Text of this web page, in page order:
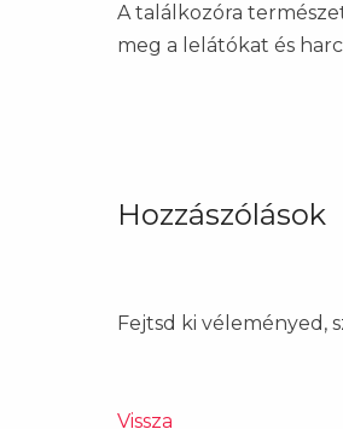
A találkozóra
meg a lelátókat és
Hozzászólások
Fejtsd ki véleményed,
Vissza